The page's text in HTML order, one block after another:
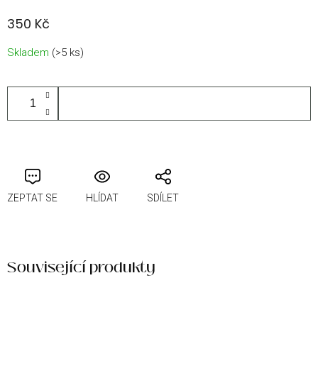
350 Kč
cena:
Skladem (>5 ks)
ZEPTAT SE HLÍDAT SDÍLET
Související produkty